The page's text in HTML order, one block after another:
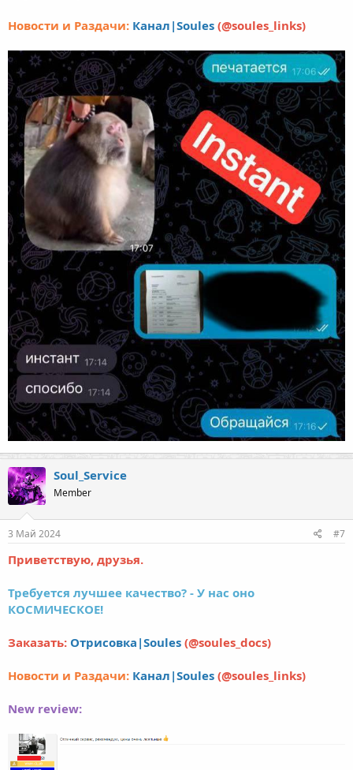
Новости и Раздачи: Канал|Soules (@soules_links)
Soul_Service
Member
3 Май 2024 #7
Приветствую, друзья.
Требуется лучшее качество? - У нас оно
КОСМИЧЕСКОЕ!
Заказать: Отрисовка|Soules (@soules_docs)
Новости и Раздачи: Канал|Soules (@soules_links)
New review: